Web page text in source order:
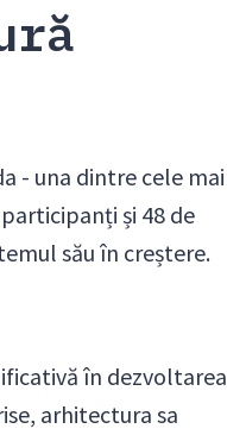
- una dintre cele mai
și 48 de
său în creștere.
în dezvoltarea
arhitectura sa